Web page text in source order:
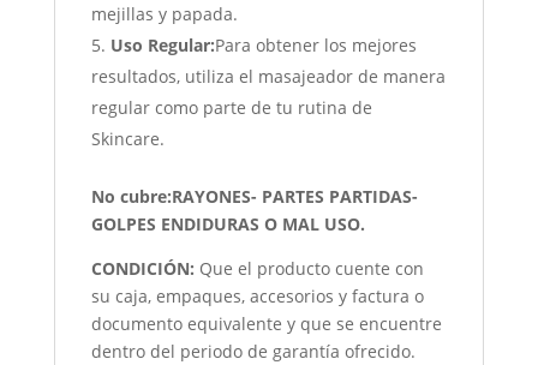
mejillas y papada.
Uso Regular:Para obtener los mejores
resultados, utiliza el masajeador de manera
regular como parte de tu rutina de
Skincare.
No cubre:RAYONES- PARTES PARTIDAS-
GOLPES ENDIDURAS O MAL USO.
CONDICIÓN: Que el producto cuente con
su caja, empaques, accesorios y factura o
documento equivalente y que se encuentre
dentro del periodo de garantía ofrecido.